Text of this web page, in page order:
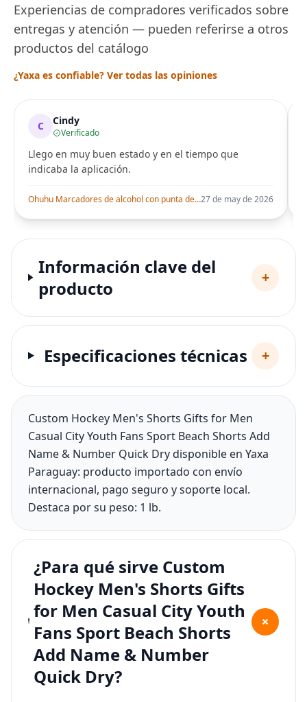
Experiencias de compradores verificados sobre
entregas y atención — pueden referirse a otros
productos del catálogo
¿Yaxa es confiable? Ver todas las opiniones
C Cindy
Verificado
Llego en muy buen estado y en el tiempo que
indicaba la aplicación.
Ohuhu Marcadores de alcohol con punta de pincel – Juego de marcadores artísticos de doble punta con certificación AP para artistas adultos27 de may de 2026
Información clave del
producto
+
Especificaciones técnicas +
Custom Hockey Men's Shorts Gifts for Men
Casual City Youth Fans Sport Beach Shorts Add
Name & Number Quick Dry disponible en Yaxa
Paraguay: producto importado con envío
internacional, pago seguro y soporte local.
Destaca por su peso: 1 lb.
¿Para qué sirve Custom
Hockey Men's Shorts Gifts
for Men Casual City Youth
Fans Sport Beach Shorts
Add Name & Number
Quick Dry?
+